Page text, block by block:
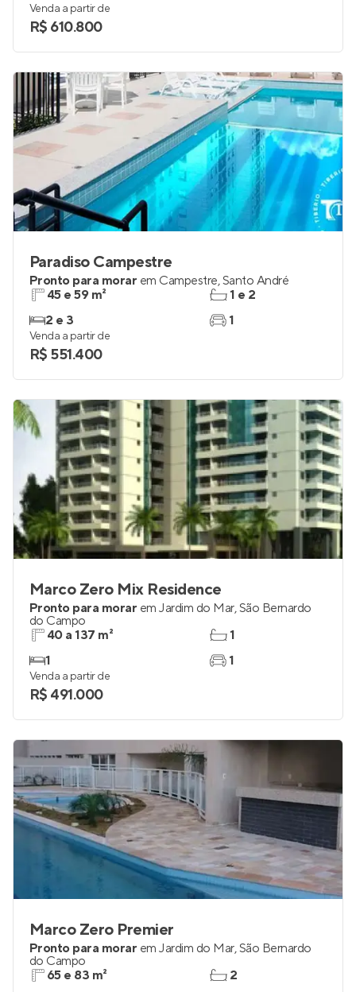
Venda a partir de
R$ 610.800
Paradiso Campestre
Pronto para morar em Campestre,Santo André
45 e 59 m²
2 e 3
1 e 2
1
Venda a partir de
R$ 551.400
Marco Zero Mix Residence
Pronto para morar em Jardim do Mar,São Bernardo
do Campo
40 a 137 m²
1
1
1
Venda a partir de
R$ 491.000
Marco Zero Premier
Pronto para morar em Jardim do Mar,São Bernardo
do Campo
65 e 83 m²
2